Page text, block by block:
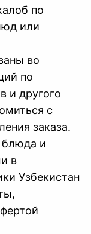
по
или
во
по
и другого
с
заказа.
блюда и
в
Узбекистан